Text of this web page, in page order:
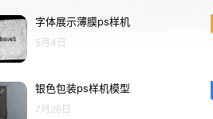
字体展示薄膜ps样机
5月4日
银色包装ps样机模型
7月26日